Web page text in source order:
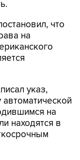
что
на
указ,
на
находятся в